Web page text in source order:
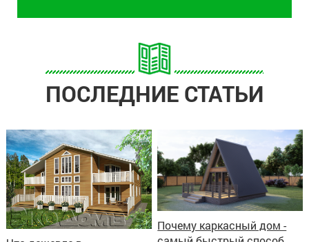
ПОСЛЕДНИЕ СТАТЬИ
Почему каркасный дом -